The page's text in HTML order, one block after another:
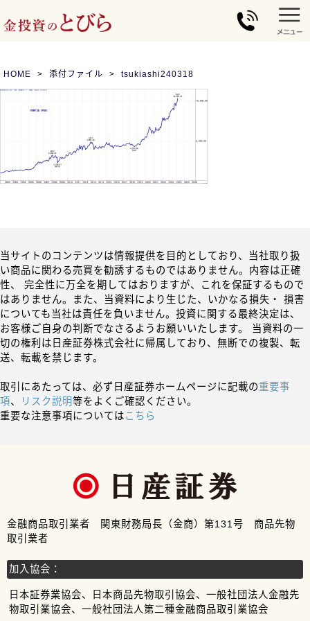
HOME 添付ファイル tsukiashi240318
当サイトのコンテンツは情報提供を目的としており、当社取り扱
い商品に関わる売買を勧誘するものではありません。内容は正確
性、 完全性に万全を期してはおりますが、これを保証するもので
はありません。また、当資料により生じた、いかなる損失・ 損害
についても当社は責任を負いません。投資に関する最終決定は、
お客様ご自身の判断でなさるようお願いいたします。 当資料の一
切の権利は日産証券株式会社に帰属しており、無断での複製、転
送、転載を禁じます。
取引にあたっては、必ず日産証券ホームページに記載の重要事
項、 リスク説明等をよくご確認ください。
重要な注意事項についてはこちら
金融商品取引業者 関東財務局長（金商）第131号 商品先物
取引業者
加入協会：
日本証券業協会、日本商品先物取引協会、一般社団法人金融先
物取引業協会、一般社団法人第二種金融商品取引業協会